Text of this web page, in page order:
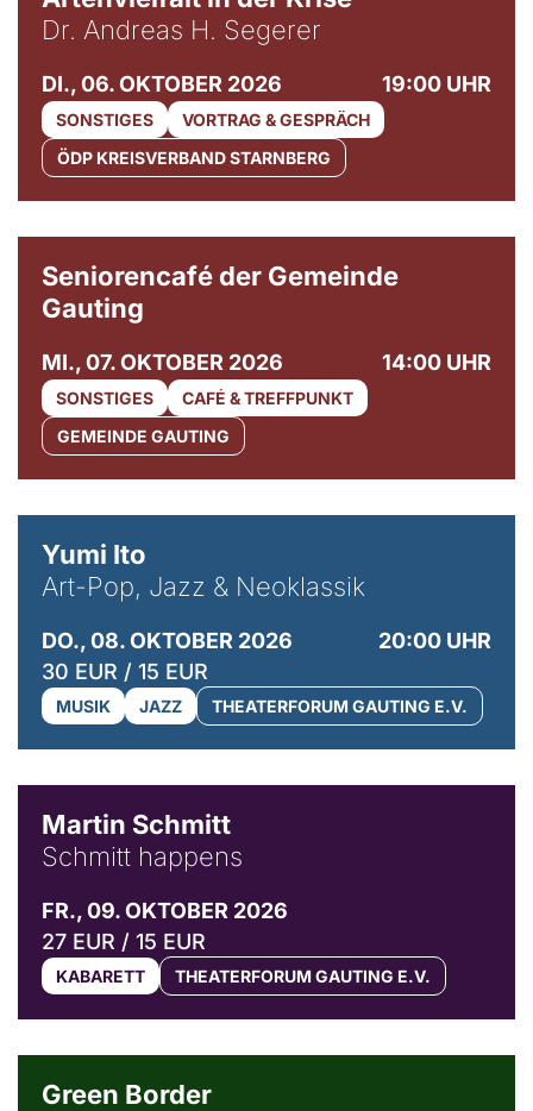
Dr. Andreas H. Segerer
DI., 06. OKTOBER 2026 19:00 UHR
SONSTIGES
VORTRAG & GESPRÄCH
ÖDP KREISVERBAND STARNBERG
Seniorencafé der Gemeinde
Gauting
MI., 07. OKTOBER 2026 14:00 UHR
SONSTIGES
CAFÉ & TREFFPUNKT
GEMEINDE GAUTING
Yumi Ito
Art-Pop, Jazz & Neoklassik
DO., 08. OKTOBER 2026
20:00 UHR
30 EUR / 15 EUR
MUSIK JAZZ THEATERFORUM GAUTING E.V.
Martin Schmitt
Schmitt happens
FR., 09. OKTOBER 2026
27 EUR / 15 EUR
KABARETT THEATERFORUM GAUTING E.V.
Green Border